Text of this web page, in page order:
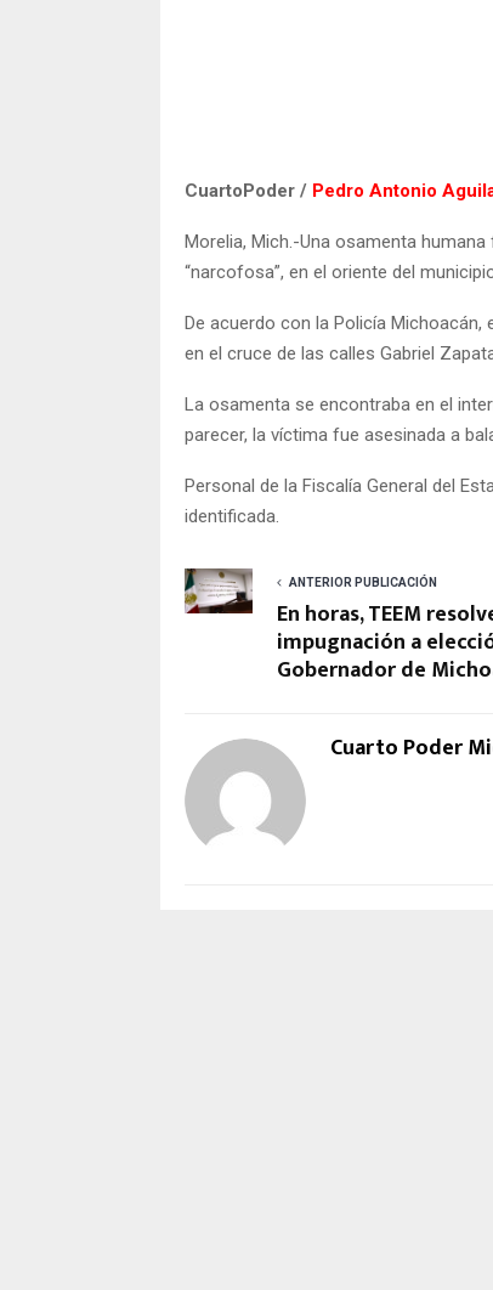
CuartoPoder / Pedro Antonio
Morelia, Mich.-Una osamenta
“narcofosa”, en el oriente del
De acuerdo con la Policía Michoacán,
en el cruce de las calles Gabriel
La osamenta se encontraba en el
parecer, la víctima fue asesinada a
Personal de la Fiscalía General del
identificada.
ANTERIOR PUBLICACIÓN
En horas, TEEM
impugnación a
Gobernador de
Cuarto Poder